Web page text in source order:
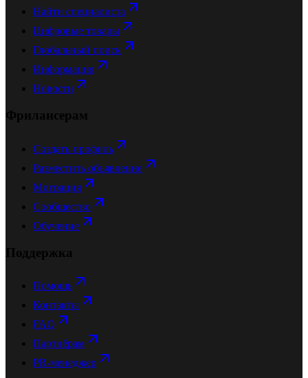
Найти специалиста
Цифровые товары
Глобальный поиск
Информация
Новости
Фрилансерам
Создать профиль
Разместить объявление
Миграция
Сообщество
Обучение
Поддержка
Помощь
Контакты
FAQ
Партнёрам
PR-менеджер